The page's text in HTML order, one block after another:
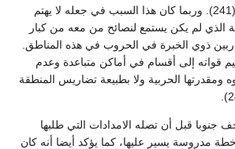
أعجب اسماعيل بذلك (241). وربما كان هذا السبب في جعله لا يهتم
الذي لم يكن يستمع لنصائح من معه من كبار
ذوي الخبرة في الحروب في هذه المناطق.
قواته إلى أقسام في أماكن متباعدة وعدم
الحربية ولا بطبيعة تضاريس المنطقة
قبل أن تصله الامدادات التي طلبها
مدروسة يسير عليها، كما يؤكد أيضا أنه كان